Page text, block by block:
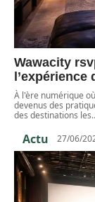
Wawacity
l’expérience
À l'ère numérique
devenus des
des destinations les
Actu 27/06/